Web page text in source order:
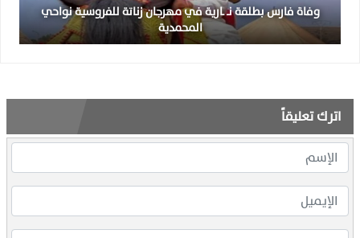
وفاة فارس بطلقة نـ ـارية في مهرجان زناتة للفروسية نواحي
المحمدية
اترك تعليقاً